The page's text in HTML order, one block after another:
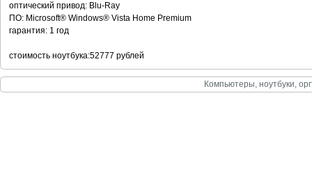
оптический привод: Blu-Ray
ПО: Microsoft® Windows® Vista Home Premium
гарантия: 1 год
стоимость ноутбука:52777 рублей
Компьютеры, ноутбуки,